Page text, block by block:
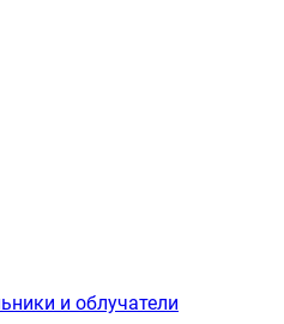
и облучатели